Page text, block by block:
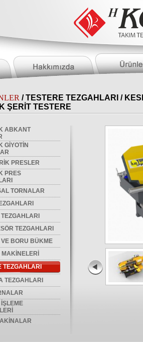
/TESTERE TEZGAHLARI /
ŞERİT TESTERE
ABKANT
GİYOTİN
PRESLER
PRES
TORNALAR
TEZGAHLARI
BORU BÜKME
TEZGAHLARI
TEZGAHLARI